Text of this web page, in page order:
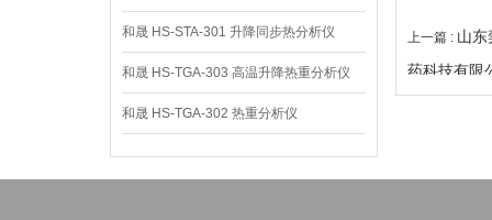
和晟 HS-STA-301 升降同步热分析仪
和晟 HS-TGA-303 高温升降热重分析仪
和晟 HS-TGA-302 热重分析仪
上一篇 : 山东
药科技有限